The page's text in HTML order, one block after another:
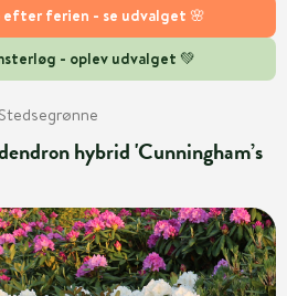
efter ferien - se udvalget 🌸
- oplev udvalget 💚
hybrid 'Cunningham’s